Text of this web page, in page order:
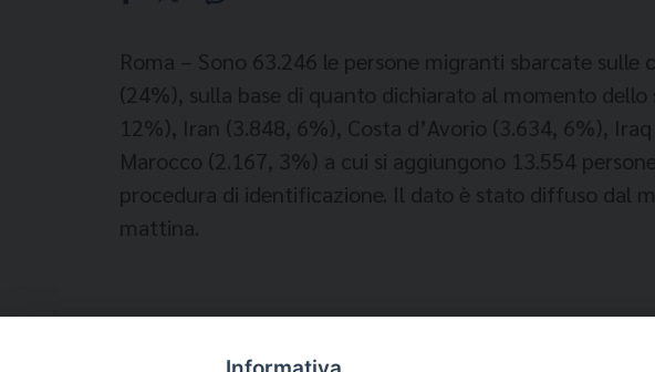
Roma – Sono 63.246 le persone migranti sbarcate
(24%), sulla base di quanto dichiarato al momento
12%), Iran (3.848, 6%), Costa d’Avorio (3.634, 6%),
Marocco (2.167, 3%) a cui si aggiungono 13.554
procedura di identificazione. Il dato è stato diffuso dal
mattina.